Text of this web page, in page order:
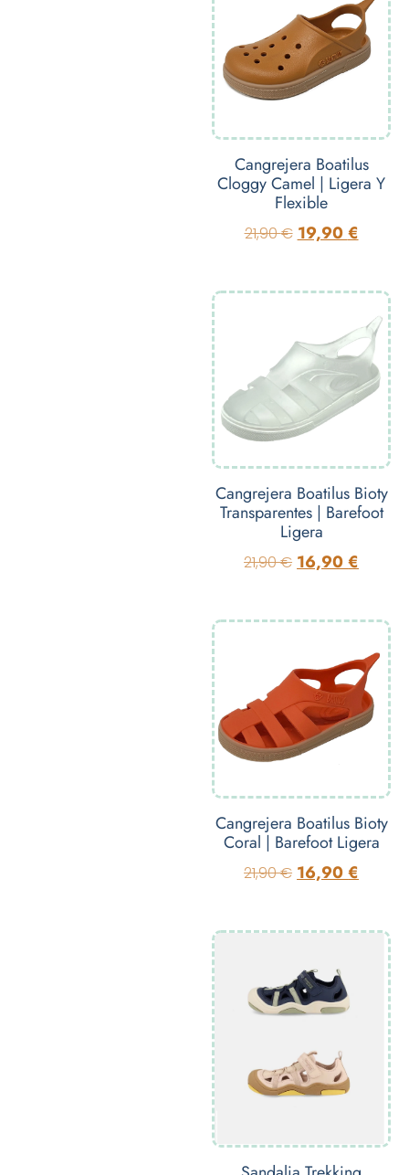
Cangrejera Boatilus
Cloggy Camel | Ligera Y
Flexible
21,90€ 19,90€
Cangrejera Boatilus Bioty
Transparentes | Barefoot
Ligera
21,90€ 16,90€
Cangrejera Boatilus Bioty
Coral | Barefoot Ligera
21,90€ 16,90€